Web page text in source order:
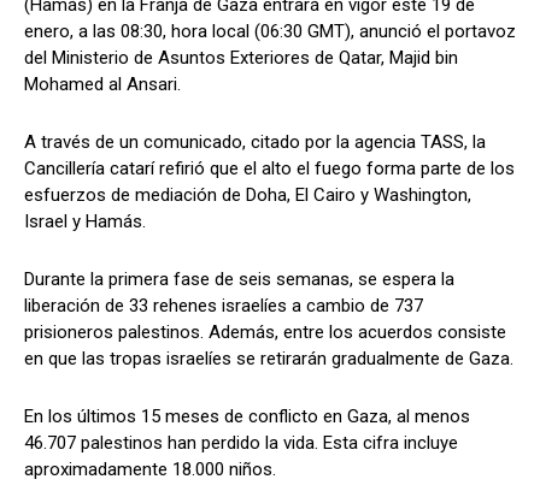
(Hamás) en la Franja de Gaza entrará en vigor este 19 de
enero, a las 08:30, hora local (06:30 GMT), anunció el portavoz
del Ministerio de Asuntos Exteriores de Qatar, Majid bin
Mohamed al Ansari.
A través de un comunicado, citado por la agencia TASS, la
Cancillería catarí refirió que el alto el fuego forma parte de los
esfuerzos de mediación de Doha, El Cairo y Washington,
Israel y Hamás.
Durante la primera fase de seis semanas, se espera la
liberación de 33 rehenes israelíes a cambio de 737
prisioneros palestinos. Además, entre los acuerdos consiste
en que las tropas israelíes se retirarán gradualmente de Gaza.
En los últimos 15 meses de conflicto en Gaza, al menos
46.707 palestinos han perdido la vida. Esta cifra incluye
aproximadamente 18.000 niños.